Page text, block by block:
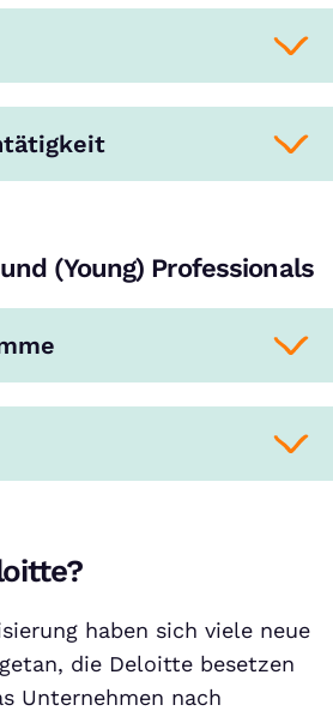
(Young) Professionals
haben sich viele neue
die Deloitte besetzen
Unternehmen nach